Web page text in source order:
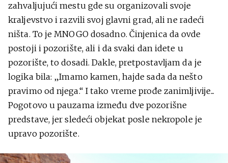
zahvaljujući mestu gde su organizovali svoje
kraljevstvo i razvili svoj glavni grad, ali ne radeći
ništa. To je MNOGO dosadno. Činjenica da ovde
postoji i pozorište, ali i da svaki dan idete u
pozorište, to dosadi. Dakle, pretpostavljam da je
logika bila: „Imamo kamen, hajde sada da nešto
pravimo od njega.“ I tako vreme prođe zanimljivije...
Pogotovo u pauzama između dve pozorišne
predstave, jer sledeći objekat posle nekropole je
upravo pozorište.